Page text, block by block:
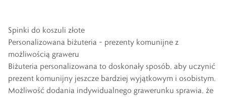
Spinki do koszuli złote
Personalizowana biżuteria – prezenty komunijne z
możliwością graweru
Biżuteria personalizowana to doskonały sposób, aby uczynić
prezent komunijny jeszcze bardziej wyjątkowym i osobistym.
Możliwość dodania indywidualnego grawerunku sprawia, że